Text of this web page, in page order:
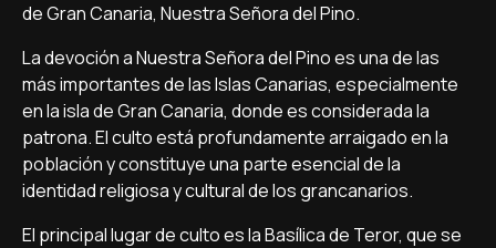
de Gran Canaria, Nuestra Señora del Pino.
La devoción a Nuestra Señora del Pino es una de las
más importantes de las Islas Canarias, especialmente
en la isla de Gran Canaria, donde es considerada la
patrona. El culto está profundamente arraigado en la
población y constituye una parte esencial de la
identidad religiosa y cultural de los grancanarios.
El principal lugar de culto es la Basílica de Teror, que se